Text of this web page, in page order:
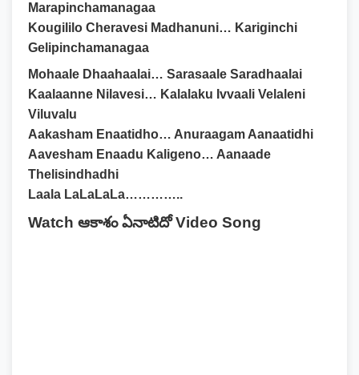
Marapinchamanagaa
Kougililo Cheravesi Madhanuni… Kariginchi
Gelipinchamanagaa
Mohaale Dhaahaalai… Sarasaale Saradhaalai
Kaalaanne Nilavesi… Kalalaku Ivvaali Velaleni
Viluvalu
Aakasham Enaatidho… Anuraagam Aanaatidhi
Aavesham Enaadu Kaligeno… Aanaade
Thelisindhadhi
Laala LaLaLaLa…………..
Watch ఆకాశం ఏనాటిదో Video Song